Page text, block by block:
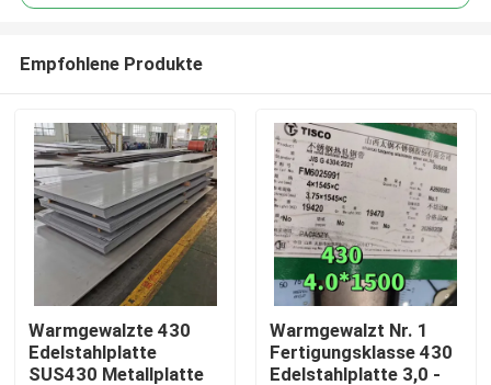
Empfohlene Produkte
Warmgewalzte 430
Edelstahlplatte
SUS430 Metallplatte
Warmgewalzt Nr. 1
Fertigungsklasse 430
Edelstahlplatte 3,0 -